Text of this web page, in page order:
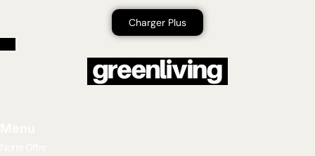
Charger Plus